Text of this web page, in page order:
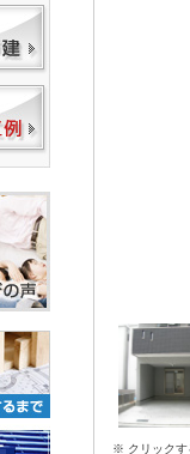
※ クリックす